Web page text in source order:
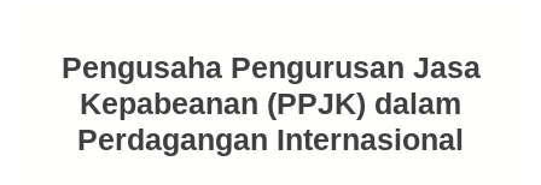
Pengusaha Pengurusan Jasa
Kepabeanan (PPJK) dalam
Perdagangan Internasional